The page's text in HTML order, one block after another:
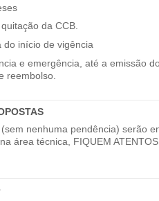
da CCB.
do início de vigência
e emergência, até a emissão
reembolso.
nenhuma pendência) serão
área técnica, FIQUEM